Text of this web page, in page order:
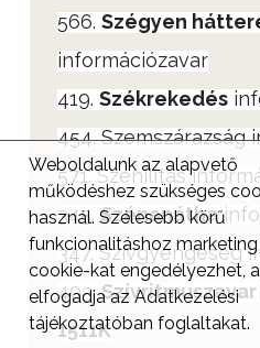
566. Szégyen
információzavar
419. Székrekedés
454. Szemszárazság
571. Szenilitás
345.Szénanátha
347. Szívgyengeség
403.Szívritmuszavar
1511K
Weboldalunk az alapvető
működéshez szükséges
használ. Szélesebb körű
funkcionalitáshoz
cookie-kat engedélyezhet,
elfogadja az Adatkezelési
tájékoztatóban foglaltakat.